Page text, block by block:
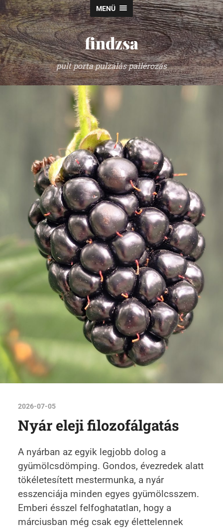
MENÜ
findzsa
pult porta pulzálás pallérozás
2026-07-05
Nyár eleji filozofálgatás
A nyárban az egyik legjobb dolog a
gyümölcsdömping. Gondos, évezredek alatt
tökéletesített mestermunka, a nyár
esszenciája minden egyes gyümölcsszem.
Emberi ésszel felfoghatatlan, hogy a
márciusban még csak egy élettelennek